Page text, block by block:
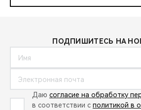
ПОДПИШИТЕСЬ НА
Даю согласие на обработку
в соответствии с политикой в